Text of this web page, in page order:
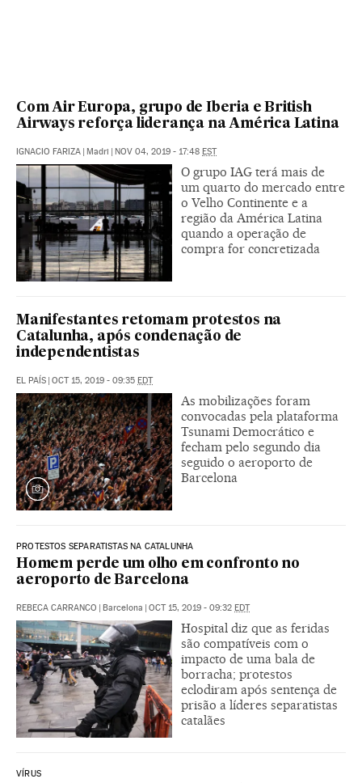
Com Air Europa, grupo de Iberia e British
Airways reforça liderança na América Latina
IGNACIO FARIZA | Madri | NOV 04, 2019 - 17:48 EST
O grupo IAG terá mais de
um quarto do mercado entre
o Velho Continente e a
região da América Latina
quando a operação de
compra for concretizada
Manifestantes retomam protestos na
Catalunha, após condenação de
independentistas
EL PAÍS | OCT 15, 2019 - 09:35 EDT
As mobilizações foram
convocadas pela plataforma
Tsunami Democrático e
fecham pelo segundo dia
seguido o aeroporto de
Barcelona
PROTESTOS SEPARATISTAS NA CATALUNHA
Homem perde um olho em confronto no
aeroporto de Barcelona
REBECA CARRANCO | Barcelona | OCT 15, 2019 - 09:32 EDT
Hospital diz que as feridas
são compatíveis com o
impacto de uma bala de
borracha; protestos
eclodiram após sentença de
prisão a líderes separatistas
catalães
VÍRUS